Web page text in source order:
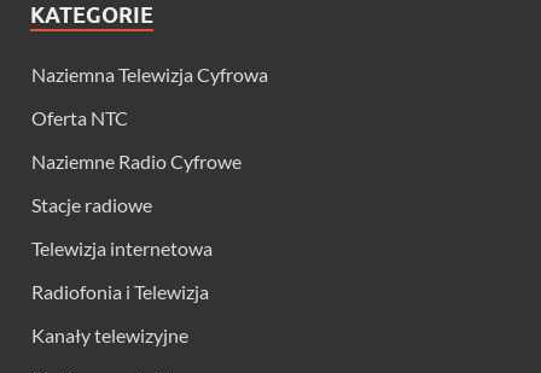
KATEGORIE
Naziemna Telewizja Cyfrowa
Oferta NTC
Naziemne Radio Cyfrowe
Stacje radiowe
Telewizja internetowa
Radiofonia i Telewizja
Kanały telewizyjne